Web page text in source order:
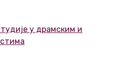
у драмским и